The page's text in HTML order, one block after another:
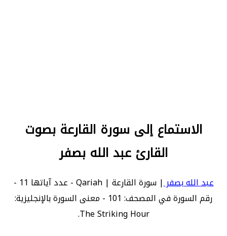
الاستماع إلى سورة القارعة بصوت
القارئ عبد الله بصفر
عبد الله بصفر
| سورة القارعة | Qariah - عدد آياتها 11 -
رقم السورة في المصحف: 101 - معنى السورة بالإنجليزية:
The Striking Hour.